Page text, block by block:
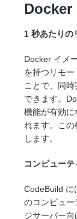
Docker
1 秒あたりの
Docker イメ
を持つリモ
ことで、同
できます。
機能が有効に
れます。こ
します。
コンピュー
CodeBuild に
のコンピュ
ジサーバー